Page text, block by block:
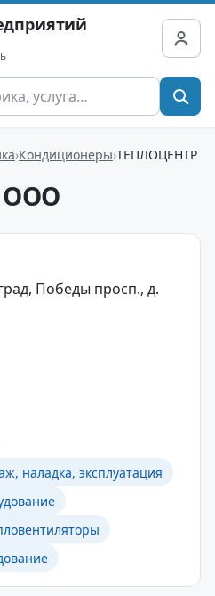
Кондиционеры ТЕПЛОЦЕНТР
ООО
Победы просп., д.
наладка, эксплуатация